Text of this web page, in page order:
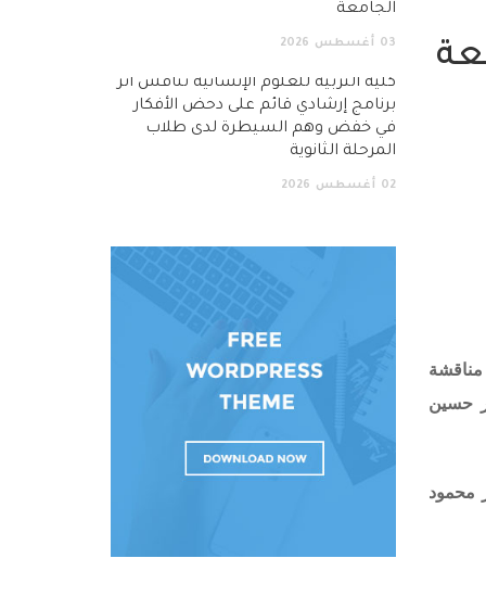
مناقشة
حسين
محمود
الجامعة
03 أغسطس 2026
كلية التربية للعلوم الإنسانية تناقش أثر
برنامج إرشادي قائم على دحض الأفكار
في خفض وهم السيطرة لدى طلاب
المرحلة الثانوية
02 أغسطس 2026